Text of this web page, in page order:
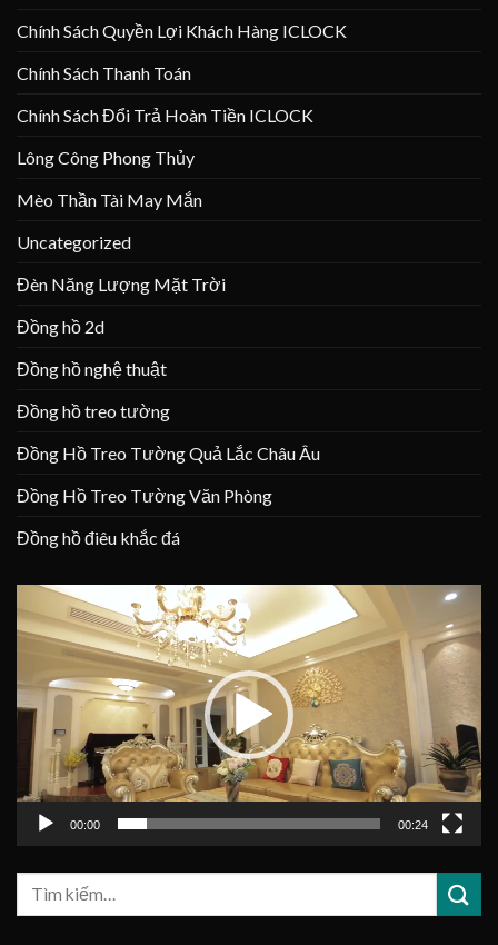
Chính Sách Quyền Lợi Khách Hàng ICLOCK
Chính Sách Thanh Toán
Chính Sách Đổi Trả Hoàn Tiền ICLOCK
Lông Công Phong Thủy
Mèo Thần Tài May Mắn
Uncategorized
Đèn Năng Lượng Mặt Trời
Đồng hồ 2d
Đồng hồ nghệ thuật
Đồng hồ treo tường
Đồng Hồ Treo Tường Quả Lắc Châu Âu
Đồng Hồ Treo Tường Văn Phòng
Đồng hồ điêu khắc đá
Trình
chơi
00:00 00:24
Tìm